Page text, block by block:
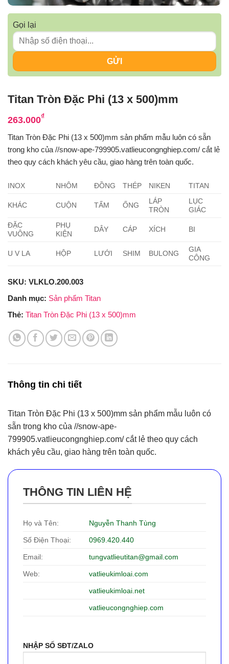
Gọi lại
Titan Tròn Đặc Phi (13 x 500)mm
263.000₫
Titan Tròn Đặc Phi (13 x 500)mm sản phẩm mẫu luôn có sẵn
trong kho của //snow-ape-799905.vatlieucongnghiep.com/ cắt lẻ
theo quy cách khách yêu cầu, giao hàng trên toàn quốc.
INOX NHÔM ĐỒNG THÉP NIKEN TITAN
KHÁC CUỘN TẤM ỐNG
LÁP
TRÒN
LỤC
GIÁC
ĐẶC
VUÔNG
PHỤ
KIỆN
DÂY CÁP XÍCH BI
U V LA HỘP LƯỚI SHIM BULONG
GIA
CÔNG
SKU: VLKLO.200.003
Danh mục: Sản phẩm Titan
Thẻ: Titan Tròn Đặc Phi (13 x 500)mm
Thông tin chi tiết
Titan Tròn Đặc Phi (13 x 500)mm sản phẩm mẫu luôn có
sẵn trong kho của //snow-ape-
799905.vatlieucongnghiep.com/ cắt lẻ theo quy cách
khách yêu cầu, giao hàng trên toàn quốc.
THÔNG TIN LIÊN HỆ
Họ và Tên: Nguyễn Thanh Tùng
Số Điện Thoại: 0969.420.440
Email: tungvatlieutitan@gmail.com
Web: vatlieukimloai.com
vatlieukimloai.net
vatlieucongnghiep.com
NHẬP SỐ SĐT/ZALO